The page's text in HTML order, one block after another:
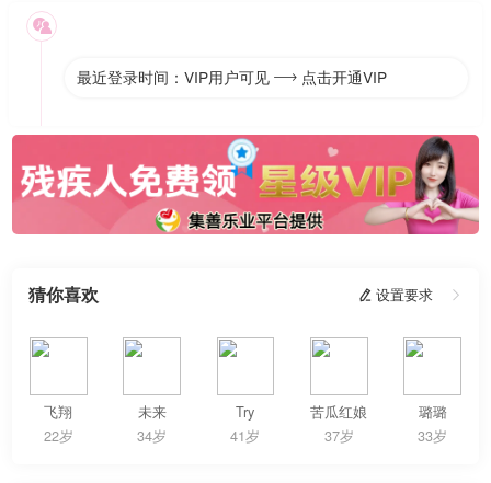

最近登录时间：VIP用户可见  点击开通VIP
猜你喜欢  设置要求 
飞翔
22岁
未来
34岁
Try
41岁
苦瓜红娘
37岁
璐璐
33岁